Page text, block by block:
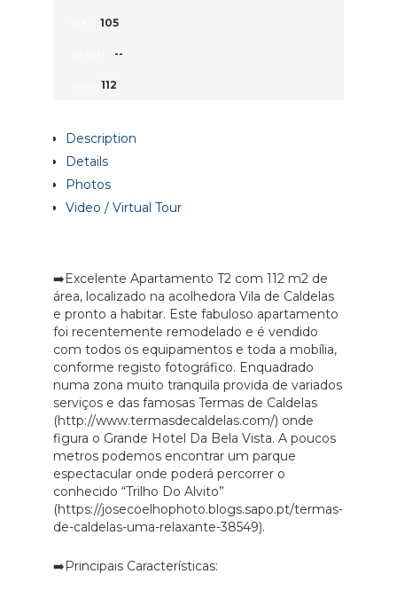
105
--
112
Description
Details
Photos
Video / Virtual Tour
➡️Excelente Apartamento T2 com 112 m2 de
área, localizado na acolhedora Vila de Caldelas
e pronto a habitar. Este fabuloso apartamento
foi recentemente remodelado e é vendido
com todos os equipamentos e toda a mobília,
conforme registo fotográfico. Enquadrado
numa zona muito tranquila provida de variados
serviços e das famosas Termas de Caldelas
(http://www.termasdecaldelas.com/) onde
figura o Grande Hotel Da Bela Vista. A poucos
metros podemos encontrar um parque
espectacular onde poderá percorrer o
conhecido “Trilho Do Alvito”
(https://josecoelhophoto.blogs.sapo.pt/termas-
de-caldelas-uma-relaxante-38549).
➡️Principais Características: